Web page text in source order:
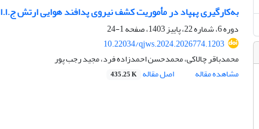
به‌کارگیری پهپاد در مأموریت‌ کشف نیروی پدافند هوایی ارتش ج.ا.ا
دوره 6، شماره 22، پاییز 1403، صفحه
1-24
10.22034/qjws.2024.2026774.1203
محمدباقر چالاکی، محمدحسن احمدزاده فرد، مجید رجب پور
مشاهده مقاله
اصل مقاله 435.25 K